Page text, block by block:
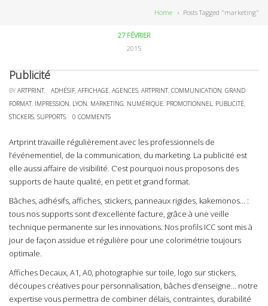
Home › Posts Tagged "marketing"
27 FÉVRIER
2015
Publicité
BY ARTPRINT, ADHÉSIF, AFFICHAGE, AGENCES, ARTPRINT, COMMUNICATION, GRAND
FORMAT, IMPRESSION, LYON, MARKETING, NUMÉRIQUE, PROMOTIONNEL, PUBLICITÉ,
STICKERS, SUPPORTS, 0 COMMENTS
Artprint travaille régulièrement avec les professionnels de
l’événementiel, de la communication, du marketing. La publicité est
elle aussi affaire de visibilité. C’est pourquoi nous proposons des
supports de haute qualité, en petit et grand format.
Bâches, adhésifs, affiches, stickers, panneaux rigides, kakemonos… :
tous nos supports sont d’excellente facture, grâce à une veille
technique permanente sur les innovations. Nos profils ICC sont mis à
jour de façon assidue et régulière pour une colorimétrie toujours
optimale.
Affiches Decaux, A1, A0, photographie sur toile, logo sur stickers,
découpes créatives pour personnalisation, bâches d’enseigne… notre
expertise vous permettra de combiner délais, contraintes, durabilité